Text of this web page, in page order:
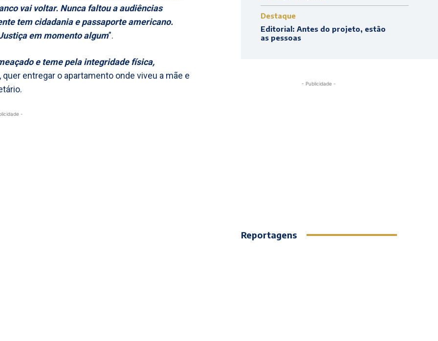
vai voltar. Nunca faltou a audiências
tem cidadania e passaporte americano.
em momento algum”.
e teme pela integridade física,
quer entregar o apartamento onde viveu a mãe e
-
Destaque
Editorial: Antes do projeto, estão
as pessoas
- Publicidade -
Reportagens